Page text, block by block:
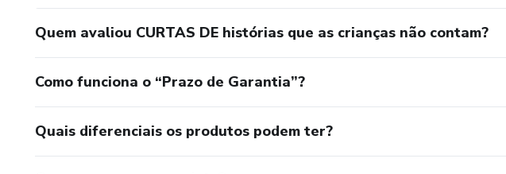
Quem avaliou CURTAS DE histórias que as crianças não contam?
Como funciona o “Prazo de Garantia”?
Quais diferenciais os produtos podem ter?